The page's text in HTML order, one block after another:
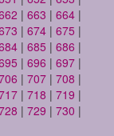
| 663 | 664 |
| 674 | 675 |
| 685 | 686 |
| 696 | 697 |
| 707 | 708 |
| 718 | 719 |
| 729 | 730 |